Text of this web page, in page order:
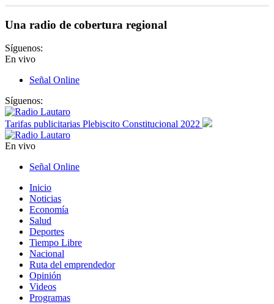
Una radio de cobertura regional
Síguenos:
En vivo
Señal Online
Síguenos:
Tarifas publicitarias Plebiscito Constitucional 2022
En vivo
Señal Online
Inicio
Noticias
Economía
Salud
Deportes
Tiempo Libre
Nacional
Ruta del emprendedor
Opinión
Videos
Programas